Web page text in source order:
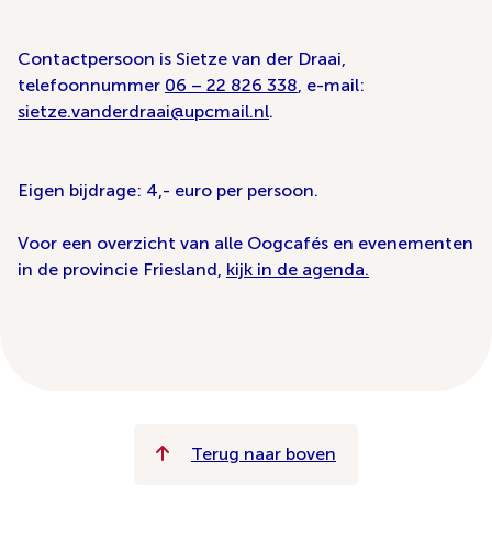
Contactpersoon is Sietze van der Draai,
telefoonnummer 06 – 22 826 338, e-mail:
sietze.vanderdraai@upcmail.nl.
Eigen bijdrage: 4,- euro per persoon.
Voor een overzicht van alle Oogcafés en evenementen
in de provincie Friesland, kijk in de agenda.
Terug naar boven